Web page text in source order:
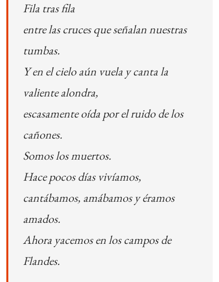
Fila tras fila
entre las cruces que señalan nuestras
tumbas.
Y en el cielo aún vuela y canta la
valiente alondra,
escasamente oída por el ruido de los
cañones.
Somos los muertos.
Hace pocos días vivíamos,
cantábamos, amábamos y éramos
amados.
Ahora yacemos en los campos de
Flandes.